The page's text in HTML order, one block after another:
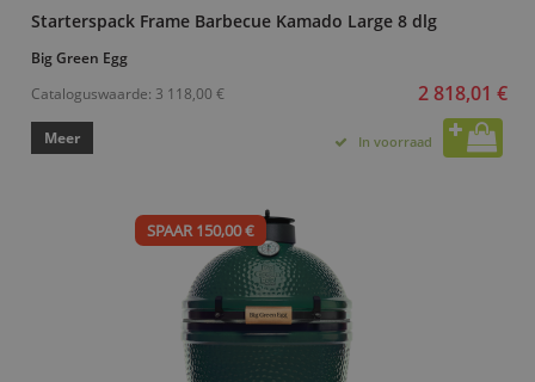
Starterspack Frame Barbecue Kamado Large 8 dlg
Big Green Egg
Cataloguswaarde: 3 118,00 € 2 818,01 €
Meer In voorraad
SPAAR 150,00 €